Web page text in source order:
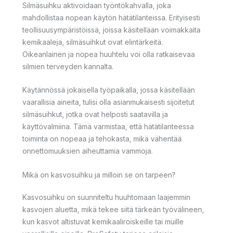
Silmäsuihku aktivoidaan työntökahvalla, joka
mahdollistaa nopean käytön hätätilanteissa. Erityisesti
teollisuusympäristöissä, joissa käsitellään voimakkaita
kemikaaleja, silmäsuihkut ovat elintärkeitä.
Oikeanlainen ja nopea huuhtelu voi olla ratkaisevaa
silmien terveyden kannalta.
Käytännössä jokaisella työpaikalla, jossa käsitellään
vaarallisia aineita, tulisi olla asianmukaisesti sijoitetut
silmäsuihkut, jotka ovat helposti saatavilla ja
käyttövalmiina. Tämä varmistaa, että hätätilanteessa
toiminta on nopeaa ja tehokasta, mikä vähentää
onnettomuuksien aiheuttamia vammoja.
Mikä on kasvosuihku ja milloin se on tarpeen?
Kasvosuihku on suunniteltu huuhtomaan laajemmin
kasvojen aluetta, mikä tekee siitä tärkeän työvälineen,
kun kasvot altistuvat kemikaaliroiskeille tai muille